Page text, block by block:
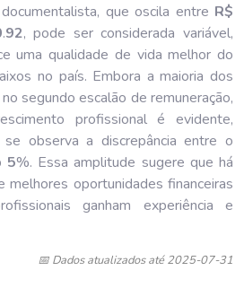
que oscila entre R$
.92, pode ser considerada variável,
uma qualidade de vida melhor do
no país. Embora a maioria dos
segundo escalão de remuneração,
profissional é evidente,
se observa a discrepância entre o
5%. Essa amplitude sugere que há
melhores oportunidades financeiras
ganham experiência e
📅 Dados atualizados até 2025-07-31